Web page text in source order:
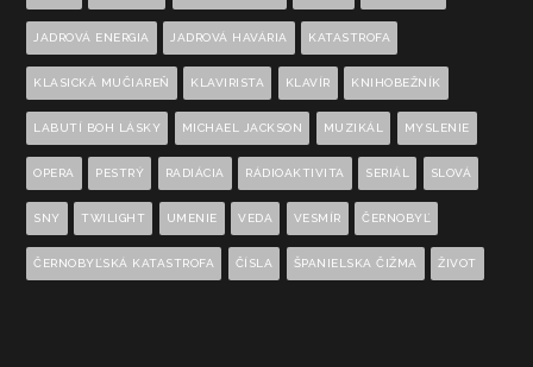
JADROVÁ ENERGIA JADROVÁ HAVÁRIA KATASTROFA
KLASICKÁ MUČIAREŇ KLAVIRISTA KLAVÍR KNIHOBEŽNÍK
LABUTÍ BOH LÁSKY MICHAEL JACKSON MUZIKÁL MYSLENIE
OPERA PESTRÝ RADIÁCIA RÁDIOAKTIVITA SERIÁL SLOVÁ
SNY TWILIGHT UMENIE VEDA VESMÍR ČERNOBYĽ
ČERNOBYĽSKÁ KATASTROFA ČÍSLA ŠPANIELSKA ČIŽMA ŽIVOT